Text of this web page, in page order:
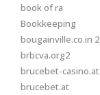
book of ra
Bookkeeping
bougainville.co.in 2
brbcva.org2
brucebet-casino.at
brucebet.at